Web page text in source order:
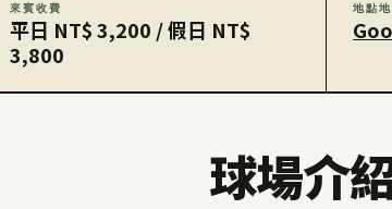
來賓收費
平日 NT$ 3,200 / 假日 NT$
3,800
地點
球場介